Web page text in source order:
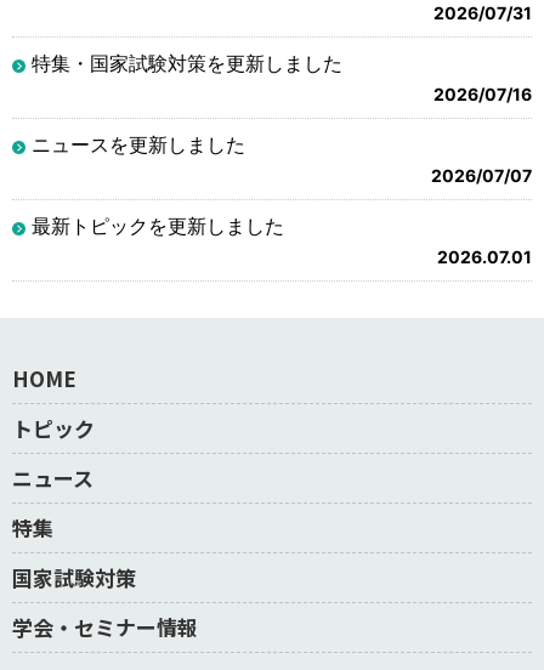
2026/07/31
特集・国家試験対策を更新しました
2026/07/16
ニュースを更新しました
2026/07/07
最新トピックを更新しました
2026.07.01
HOME
トピック
ニュース
特集
国家試験対策
学会・セミナー情報